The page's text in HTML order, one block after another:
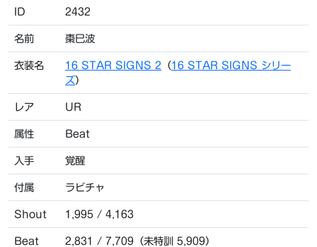
ID 2432
名前 棗巳波
衣装名 16 STAR SIGNS 2 （16 STAR SIGNS シリー
ズ）
レア UR
属性 Beat
入手 覚醒
付属 ラビチャ
Shout 1,995 / 4,163
Beat 2,831 / 7,709（未特訓 5,909）